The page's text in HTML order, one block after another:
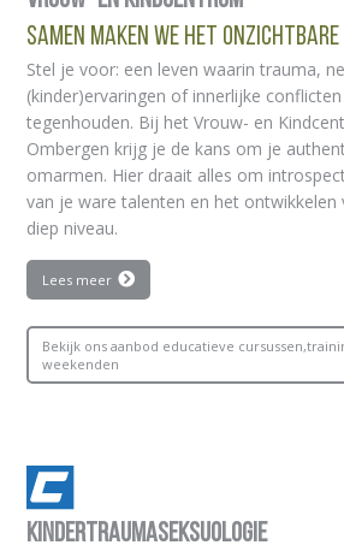
Samen Maken We Het
Stel je voor: een leven waarin trauma,
(kinder)ervaringen of innerlijke
tegenhouden. Bij het Vrouw- en
Ombergen krijg je de kans om je
omarmen. Hier draait alles om
van je ware talenten en het ontwikkelen
diep niveau.
Lees meer
Bekijk ons aanbod educatieve
weekenden
Kindertraumaseksuologie